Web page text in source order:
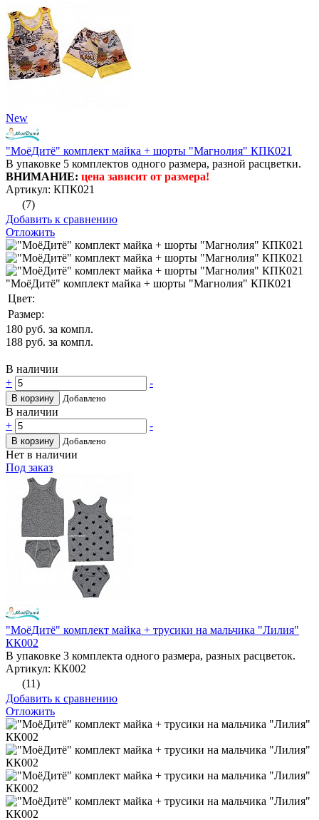
New
"МоёДитё" комплект майка + шорты "Магнолия" КПК021
В упаковке 5 комплектов одного размера, разной расцветки.
ВНИМАНИЕ: цена зависит от размера!
Артикул: КПК021
(7)
Добавить к сравнению
Отложить
"МоёДитё" комплект майка + шорты "Магнолия" КПК021
Цвет:
Размер:
180 руб. за компл.
188 руб. за компл.
В наличии
+
-
В корзину Добавлено
В наличии
+
-
В корзину Добавлено
Нет в наличии
Под заказ
"МоёДитё" комплект майка + трусики на мальчика "Лилия"
КК002
В упаковке 3 комплекта одного размера, разных расцветок.
Артикул: КК002
(11)
Добавить к сравнению
Отложить